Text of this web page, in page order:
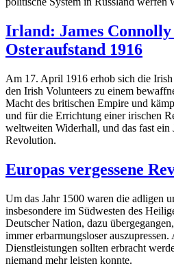
Irland: James
Osteraufstand 1916
Am 17. April 1916 erhob sich die
den Irish Volunteers zu einem
Macht des britischen Empire und
und für die Errichtung einer irischen
weltweiten Widerhall, und das fast ein
Revolution.
Europas vergessene
Um das Jahr 1500 waren die adligen
insbesondere im Südwesten des
Deutscher Nation, dazu
immer erbarmungsloser auszupressen.
Dienstleistungen sollten erbracht
niemand mehr leisten konnte.